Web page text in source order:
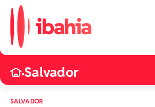
•Salvador
SALVADOR